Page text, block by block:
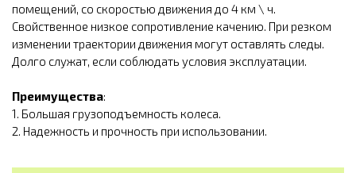
помещений, со скоростью движения до 4 км \ ч.
Свойственное низкое сопротивление качению. При резком
изменении траектории движения могут оставлять следы.
Долго служат, если соблюдать условия эксплуатации.
Преимущества:
1. Большая грузоподъемность колеса.
2. Надежность и прочность при использовании.